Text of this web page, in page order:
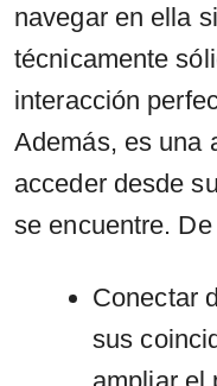
navegar en ella
técnicamente
interacción
Además, es una
acceder desde
se encuentre.
Conectar
sus